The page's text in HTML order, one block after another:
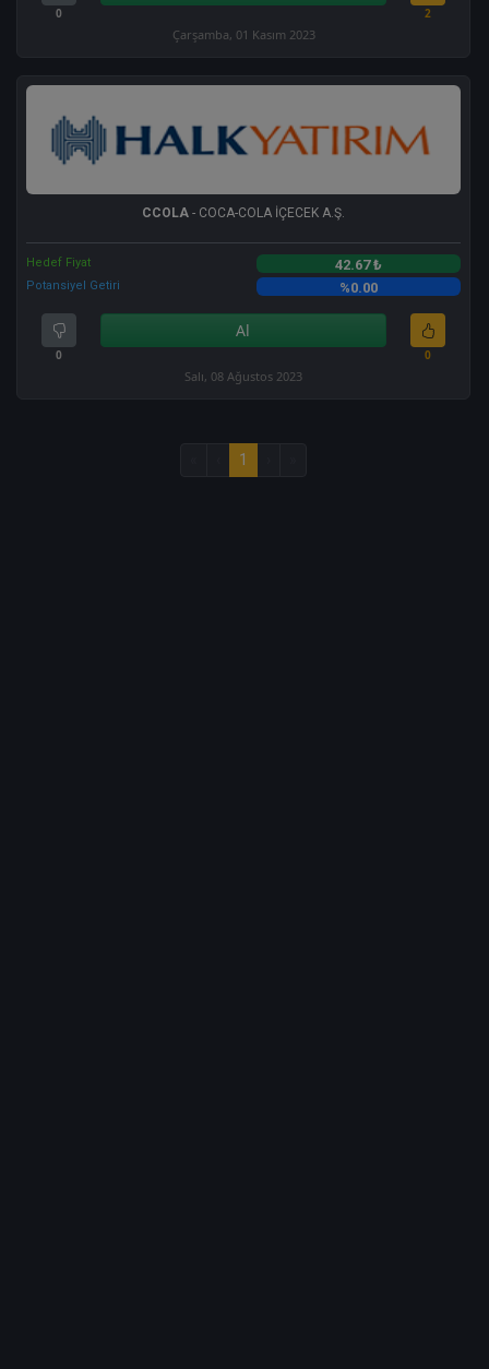
0 2
Çarşamba, 01 Kasım 2023
CCOLA - COCA-COLA İÇECEK A.Ş.
Hedef Fiyat 42.67 ₺
Potansiyel Getiri %0.00
0
Al
0
Salı, 08 Ağustos 2023
1